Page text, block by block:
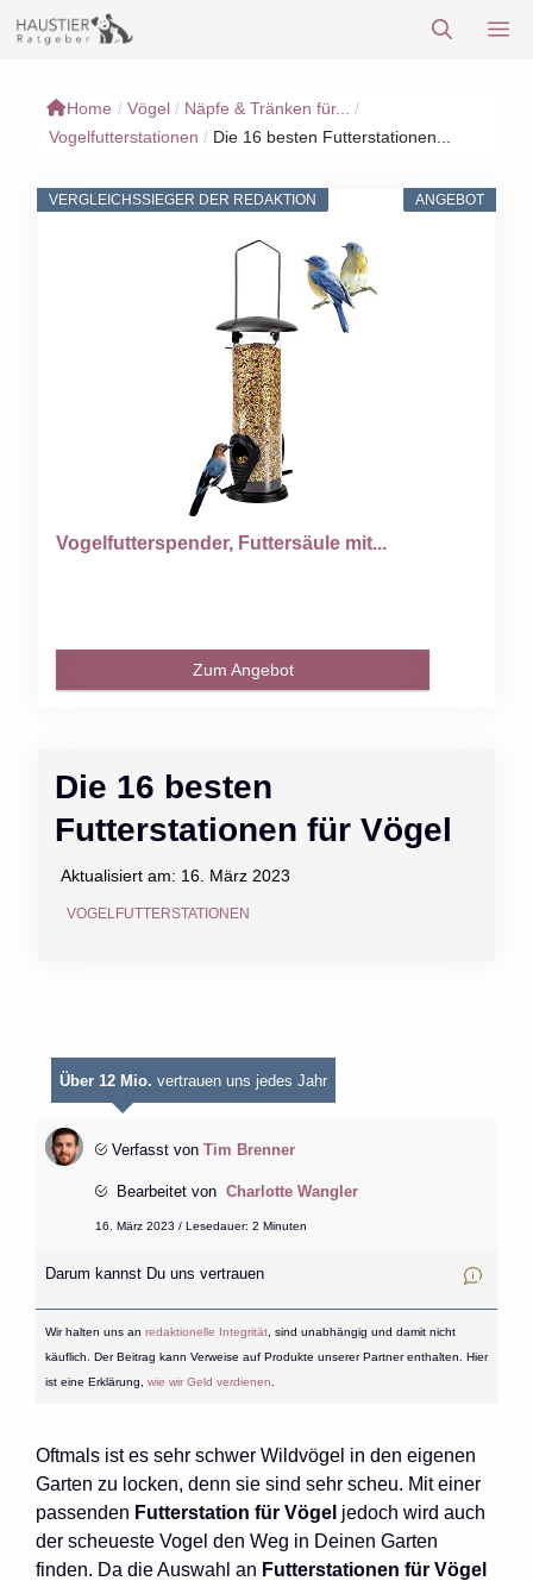
Inhalt
Home / Vögel / Näpfe & Tränken für...
/
Vogelfutterstationen / Die 16 besten Futterstationen...
Die 16 besten
Futterstationen für Vögel
Aktualisiert am: 16. März 2023
VOGELFUTTERSTATIONEN
ANGEBOT
VERGLEICHSSIEGER DER REDAKTION
Vogelfutterspender, Futtersäule mit...
Zum Angebot
Über 12 Mio. vertrauen uns jedes Jahr
Verfasst von Tim Brenner
Bearbeitet von Charlotte Wangler
16. März 2023 / Lesedauer: 2 Minuten
Darum kannst Du uns vertrauen
Wir halten uns an redaktionelle Integrität, sind unabhängig und damit nicht
käuflich. Der Beitrag kann Verweise auf Produkte unserer Partner enthalten. Hier
ist eine Erklärung, wie wir Geld verdienen
Oftmals ist es sehr schwer Wildvögel in den eigenen
Garten zu locken, denn sie sind sehr scheu. Mit einer
passenden Futterstation für Vögel jedoch wird auch
der scheueste Vogel den Weg in Deinen Garten
finden. Da die Auswahl an Futterstationen für Vögel